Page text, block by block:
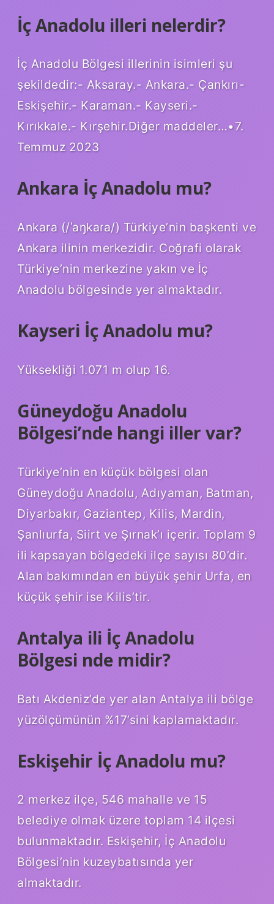
İç Anadolu illeri nelerdir?
İç Anadolu Bölgesi illerinin isimleri şu
şekildedir:- Aksaray.- Ankara.- Çankırı-
Eskişehir.- Karaman.- Kayseri.-
Kırıkkale.- Kırşehir.Diğer maddeler…•7.
Temmuz 2023
Ankara İç Anadolu mu?
Ankara (/ˈaŋkaɾa/) Türkiye’nin başkenti ve
Ankara ilinin merkezidir. Coğrafi olarak
Türkiye’nin merkezine yakın ve İç
Anadolu bölgesinde yer almaktadır.
Kayseri İç Anadolu mu?
Yüksekliği 1.071 m olup 16.
Güneydoğu Anadolu
Bölgesi’nde hangi iller var?
Türkiye’nin en küçük bölgesi olan
Güneydoğu Anadolu, Adıyaman, Batman,
Diyarbakır, Gaziantep, Kilis, Mardin,
Şanlıurfa, Siirt ve Şırnak’ı içerir. Toplam 9
ili kapsayan bölgedeki ilçe sayısı 80’dir.
Alan bakımından en büyük şehir Urfa, en
küçük şehir ise Kilis’tir.
Antalya ili İç Anadolu
Bölgesi nde midir?
Batı Akdeniz’de yer alan Antalya ili bölge
yüzölçümünün %17’sini kaplamaktadır.
Eskişehir İç Anadolu mu?
2 merkez ilçe, 546 mahalle ve 15
belediye olmak üzere toplam 14 ilçesi
bulunmaktadır. Eskişehir, İç Anadolu
Bölgesi’nin kuzeybatısında yer
almaktadır.